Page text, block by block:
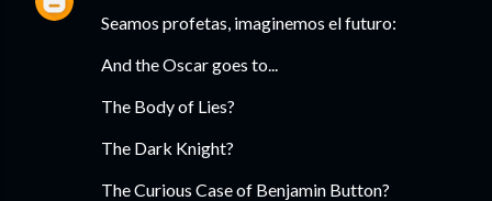
Seamos profetas, imaginemos el futuro:
And the Oscar goes to...
The Body of Lies?
The Dark Knight?
The Curious Case of Benjamin Button?